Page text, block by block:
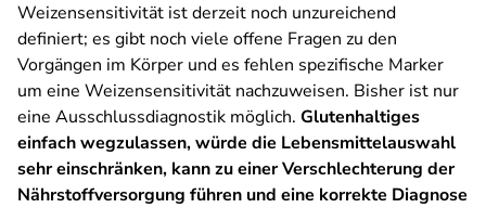
Weizensensitivität ist derzeit noch unzureichend
definiert; es gibt noch viele offene Fragen zu den
Vorgängen im Körper und es fehlen spezifische Marker
um eine Weizensensitivität nachzuweisen. Bisher ist nur
eine Ausschlussdiagnostik möglich. Glutenhaltiges
einfach wegzulassen, würde die Lebensmittelauswahl
sehr einschränken, kann zu einer Verschlechterung der
Nährstoffversorgung führen und eine korrekte Diagnose